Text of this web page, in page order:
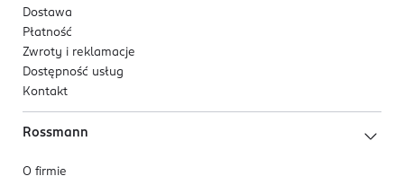
Dostawa
Płatność
Zwroty i reklamacje
Dostępność usług
Kontakt
Rossmann
O firmie